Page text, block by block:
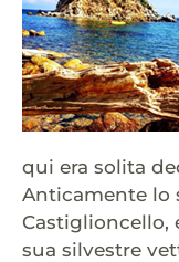
qui era solita
Anticamente lo
Castiglioncello,
sua silvestre